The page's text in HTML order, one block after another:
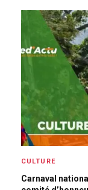
CULTURE
Carnaval